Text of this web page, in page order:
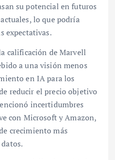
su potencial en futuros
lo que podría
expectativas.
calificación de Marvell
a una visión menos
en IA para los
reducir el precio objetivo
incertidumbres
con Microsoft y Amazon,
crecimiento más